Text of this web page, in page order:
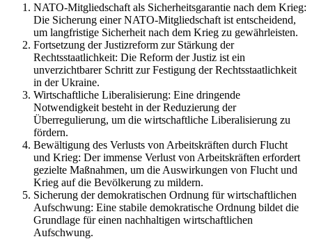
NATO-Mitgliedschaft als Sicherheitsgarantie nach dem Krieg:
Die Sicherung einer NATO-Mitgliedschaft ist entscheidend,
um langfristige Sicherheit nach dem Krieg zu gewährleisten.
Fortsetzung der Justizreform zur Stärkung der
Rechtsstaatlichkeit: Die Reform der Justiz ist ein
unverzichtbarer Schritt zur Festigung der Rechtsstaatlichkeit
in der Ukraine.
Wirtschaftliche Liberalisierung: Eine dringende
Notwendigkeit besteht in der Reduzierung der
Überregulierung, um die wirtschaftliche Liberalisierung zu
fördern.
Bewältigung des Verlusts von Arbeitskräften durch Flucht
und Krieg: Der immense Verlust von Arbeitskräften erfordert
gezielte Maßnahmen, um die Auswirkungen von Flucht und
Krieg auf die Bevölkerung zu mildern.
Sicherung der demokratischen Ordnung für wirtschaftlichen
Aufschwung: Eine stabile demokratische Ordnung bildet die
Grundlage für einen nachhaltigen wirtschaftlichen
Aufschwung.